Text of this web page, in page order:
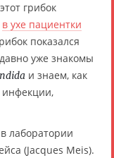
грибок
в ухе пациентки
показался
уже знакомы
и знаем, как
лаборатории
(Jacques Meis).